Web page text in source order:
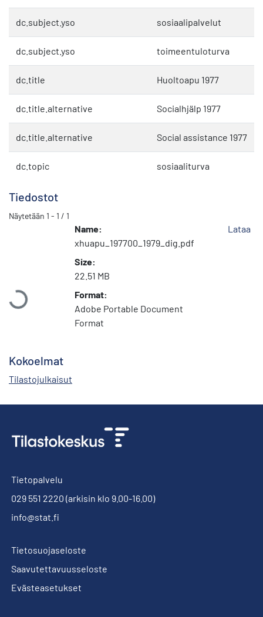
dc.subject.yso sosiaalipalvelut
dc.subject.yso toimeentuloturva
dc.title Huoltoapu 1977
dc.title.alternative Socialhjälp 1977
dc.title.alternative Social assistance 1977
dc.topic sosiaaliturva
Tiedostot
Näytetään 1 - 1 / 1
Ladataan...
Name:
xhuapu_197700_1979_dig.pdf
Size:
22.51 MB
Format:
Adobe Portable Document
Format
Lataa
Kokoelmat
Tilastojulkaisut
Tietopalvelu
029 551 2220 (arkisin klo 9.00-16.00)
info@stat.fi
Tietosuojaseloste
Saavutettavuusseloste
Evästeasetukset